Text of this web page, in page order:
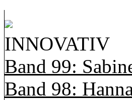
INNOVATIV
Band 99:
Band 98: